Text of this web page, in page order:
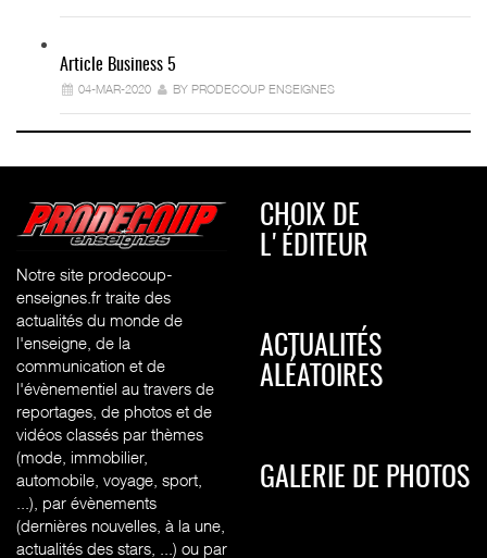
Article Business 5
04-MAR-2020 BY PRODECOUP ENSEIGNES
Notre site prodecoup-
enseignes.fr traite des
actualités du monde de
l'enseigne, de la
communication et de
l'évènementiel au travers de
reportages, de photos et de
vidéos classés par thèmes
(mode, immobilier,
automobile, voyage, sport,
...), par évènements
(dernières nouvelles, à la une,
actualités des stars, ...) ou par
CHOIX DE
L'ÉDITEUR
ACTUALITÉS
ALÉATOIRES
GALERIE DE PHOTOS